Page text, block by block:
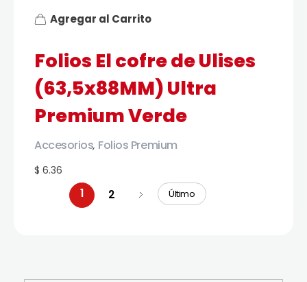
Folios El cofre de Ulises
(63,5x88MM) Ultra
Premium Verde
$ 6.36
Accesorios, Folios Premium
Agregar al Carrito
1 2 Último